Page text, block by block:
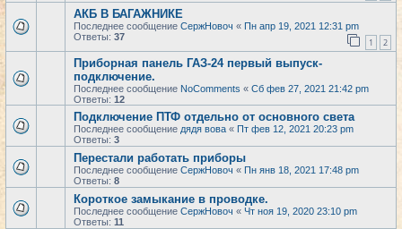
АКБ В БАГАЖНИКЕ
Последнее сообщение СержНовоч « Пн апр 19, 2021 12:31 pm
Ответы: 37 1 2
Приборная панель ГАЗ-24 первый выпуск-
подключение.
Последнее сообщение NoComments « Сб фев 27, 2021 21:42 pm
Ответы: 12
Подключение ПТФ отдельно от основного света
Последнее сообщение дядя вова « Пт фев 12, 2021 20:23 pm
Ответы: 3
Перестали работать приборы
Последнее сообщение СержНовоч « Пн янв 18, 2021 17:48 pm
Ответы: 8
Короткое замыкание в проводке.
Последнее сообщение СержНовоч « Чт ноя 19, 2020 23:10 pm
Ответы: 11